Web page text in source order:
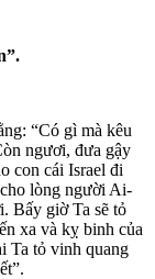
“Có gì mà kêu
ngươi, đưa gậy
con cái Israel đi
lòng người Ai-
Bấy giờ Ta sẽ tỏ
xa và kỵ binh của
Ta tỏ vinh quang